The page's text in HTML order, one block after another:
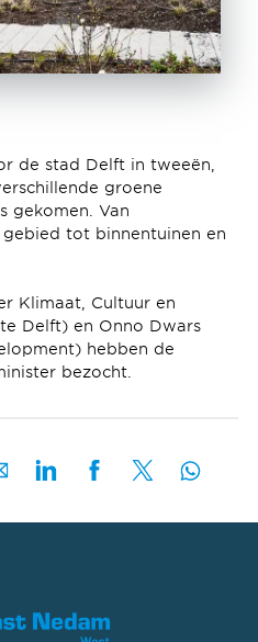
de stad Delft in tweeën,
groene
gekomen. Van
tot binnentuinen en
Klimaat, Cultuur en
Delft) en Onno Dwars
hebben de
bezocht.